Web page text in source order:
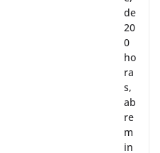
de
20
0
ho
ra
s,
ab
re
m
in